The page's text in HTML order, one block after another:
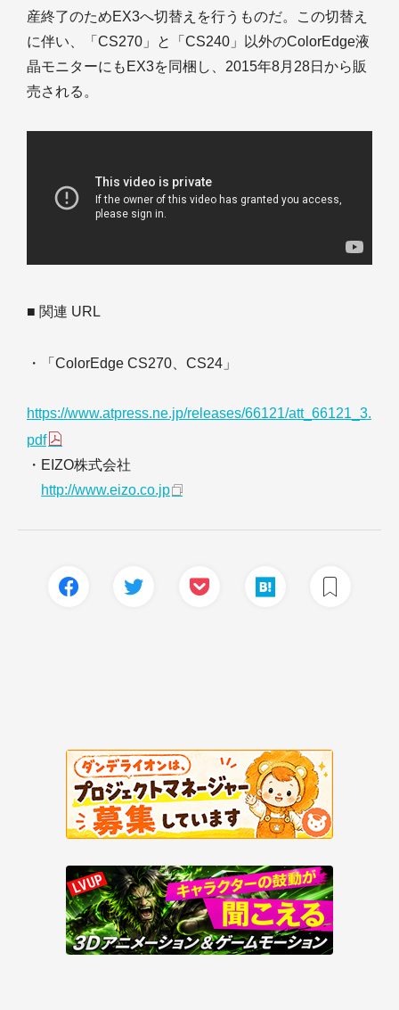
産終了のためEX3へ切替えを行うものだ。この切替え
に伴い、「CS270」と「CS240」以外のColorEdge液
晶モニターにもEX3を同梱し、2015年8月28日から販
売される。
■ 関連 URL
・「ColorEdge CS270、CS24」
https://www.atpress.ne.jp/releases/66121/att_66121_3.
pdf
・EIZO株式会社
http://www.eizo.co.jp